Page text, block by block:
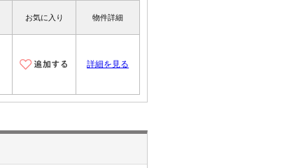
お気に入り 物件詳細
詳細を見る